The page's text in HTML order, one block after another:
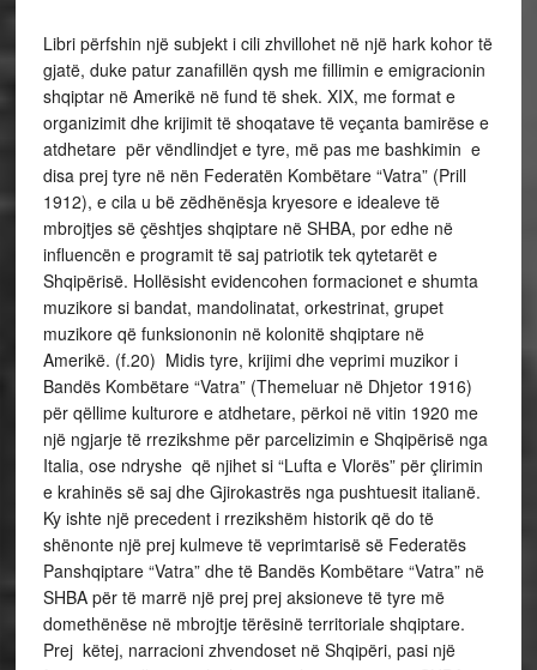
Libri përfshin një subjekt i cili zhvillohet në një hark kohor të
gjatë, duke patur zanafillën qysh me fillimin e emigracionin
shqiptar në Amerikë në fund të shek. XIX, me format e
organizimit dhe krijimit të shoqatave të veçanta bamirëse e
atdhetare për vëndlindjet e tyre, më pas me bashkimin e
disa prej tyre në nën Federatën Kombëtare “Vatra” (Prill
1912), e cila u bë zëdhënësja kryesore e idealeve të
mbrojtjes së çështjes shqiptare në SHBA, por edhe në
influencën e programit të saj patriotik tek qytetarët e
Shqipërisë. Hollësisht evidencohen formacionet e shumta
muzikore si bandat, mandolinatat, orkestrinat, grupet
muzikore që funksiononin në kolonitë shqiptare në
Amerikë. (f.20) Midis tyre, krijimi dhe veprimi muzikor i
Bandës Kombëtare “Vatra” (Themeluar në Dhjetor 1916)
për qëllime kulturore e atdhetare, përkoi në vitin 1920 me
një ngjarje të rrezikshme për parcelizimin e Shqipërisë nga
Italia, ose ndryshe që njihet si “Lufta e Vlorës” për çlirimin
e krahinës së saj dhe Gjirokastrës nga pushtuesit italianë.
Ky ishte një precedent i rrezikshëm historik që do të
shënonte një prej kulmeve të veprimtarisë së Federatës
Panshqiptare “Vatra” dhe të Bandës Kombëtare “Vatra” në
SHBA për të marrë një prej prej aksioneve të tyre më
domethënëse në mbrojtje tërësinë territoriale shqiptare.
Prej këtej, narracioni zhvendoset në Shqipëri, pasi një